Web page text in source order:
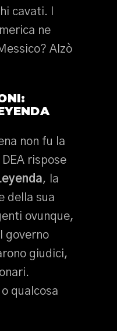
cavati. I
ne
Alzò
non fu la
rispose
, la
della sua
ovunque,
governo
giudici,
qualcosa